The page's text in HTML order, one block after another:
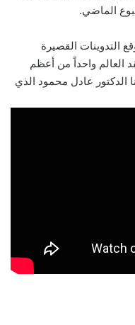
الماضي.
التدوينات القصيرة
العالم واحداً من أعظم
الدكتور عادل محمود الذي